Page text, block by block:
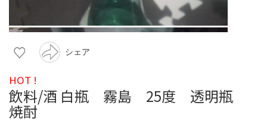
シェア
HOT !
飲料/酒 白瓶 霧島 25度 透明瓶
焼酎